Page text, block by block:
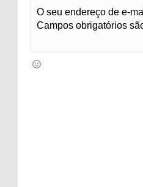
O seu endereço de e-
Campos obrigatórios